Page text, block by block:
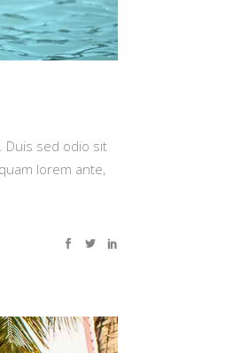
Duis sed odio sit
lorem ante,